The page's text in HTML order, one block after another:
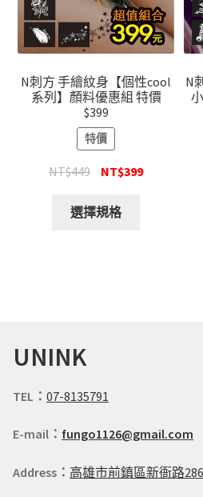
N刺方 手繪紋身【個性cool
系列】顏料優惠組 特價
$399
特價
NT$449 NT$399
選擇規格
N
UNINK
TEL： 07-8135791
E-mail： fungo1126@gmail.com
Address： 高雄市前鎮區新衙路